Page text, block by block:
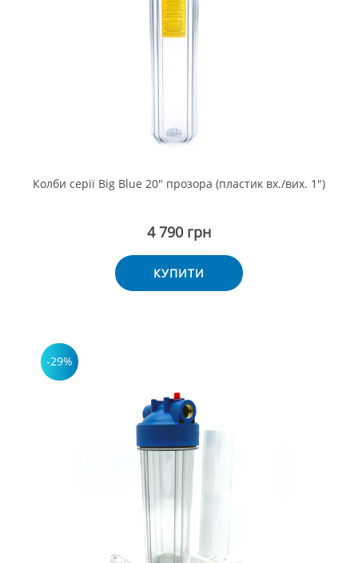
Колби серії Big Blue 20" прозора (пластик вх./вих. 1")
4 790 грн
КУПИТИ
-29%